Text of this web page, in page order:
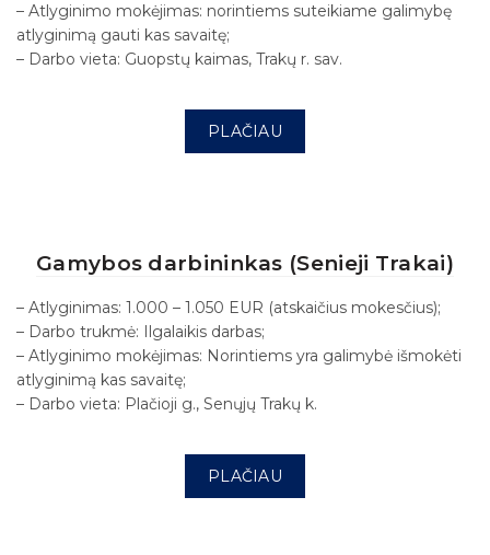
– Atlyginimo mokėjimas: norintiems suteikiame galimybę
atlyginimą gauti kas savaitę;
– Darbo vieta: Guopstų kaimas, Trakų r. sav.
PLAČIAU
Gamybos darbininkas (Senieji Trakai)
– Atlyginimas: 1.000 – 1.050 EUR (atskaičius mokesčius);
– Darbo trukmė: Ilgalaikis darbas;
– Atlyginimo mokėjimas: Norintiems yra galimybė išmokėti
atlyginimą kas savaitę;
– Darbo vieta: Plačioji g., Senųjų Trakų k.
PLAČIAU